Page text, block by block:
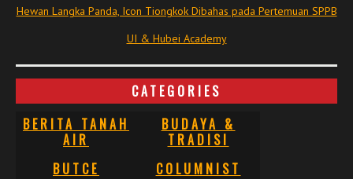
Hewan Langka Panda, Icon Tiongkok Dibahas pada Pertemuan SPPB
UI & Hubei Academy
CATEGORIES
BERITA TANAH
AIR
BUDAYA &
TRADISI
BUTCE
COLUMNIST